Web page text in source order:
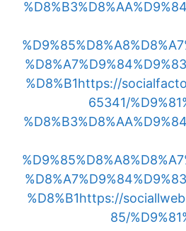
%D8%B1https://
65341/
%D8%B1https://
85/